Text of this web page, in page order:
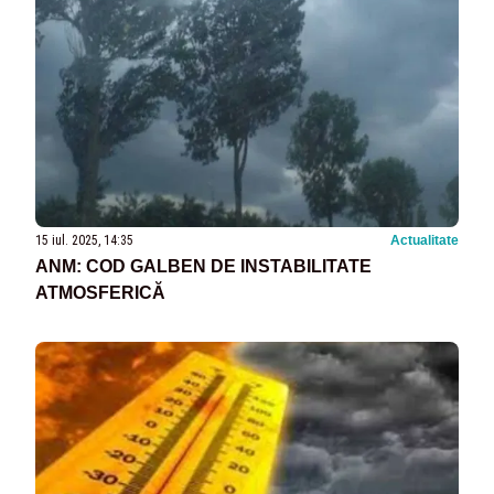
15 iul. 2025, 14:35 Actualitate
ANM: COD GALBEN DE INSTABILITATE
ATMOSFERICĂ